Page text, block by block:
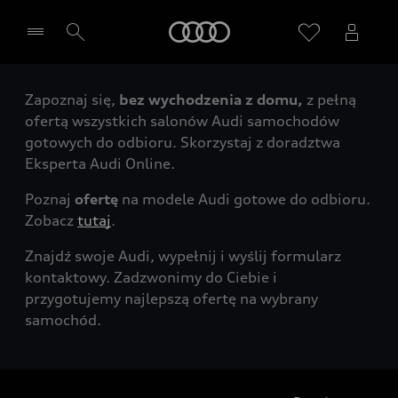
Wybierz Twojego Partnera Audi
Zapoznaj się, bez wychodzenia z domu, z pełną
ofertą wszystkich salonów Audi samochodów
gotowych do odbioru. Skorzystaj z doradztwa
Eksperta Audi Online.
Poznaj ofertę na modele Audi gotowe do odbioru.
Zobacz tutaj.
Znajdź swoje Audi, wypełnij i wyślij formularz
kontaktowy. Zadzwonimy do Ciebie i
przygotujemy najlepszą ofertę na wybrany
samochód.